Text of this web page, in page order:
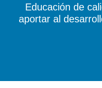
Educación de
aportar al